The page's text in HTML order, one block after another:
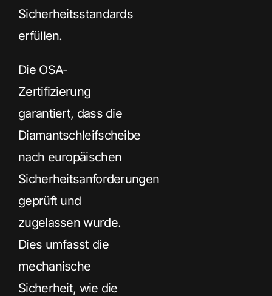
Sicherheitsstandards
erfüllen.
Die OSA-
Zertifizierung
garantiert, dass die
Diamantschleifscheibe
nach europäischen
Sicherheitsanforderungen
geprüft und
zugelassen wurde.
Dies umfasst die
mechanische
Sicherheit, wie die